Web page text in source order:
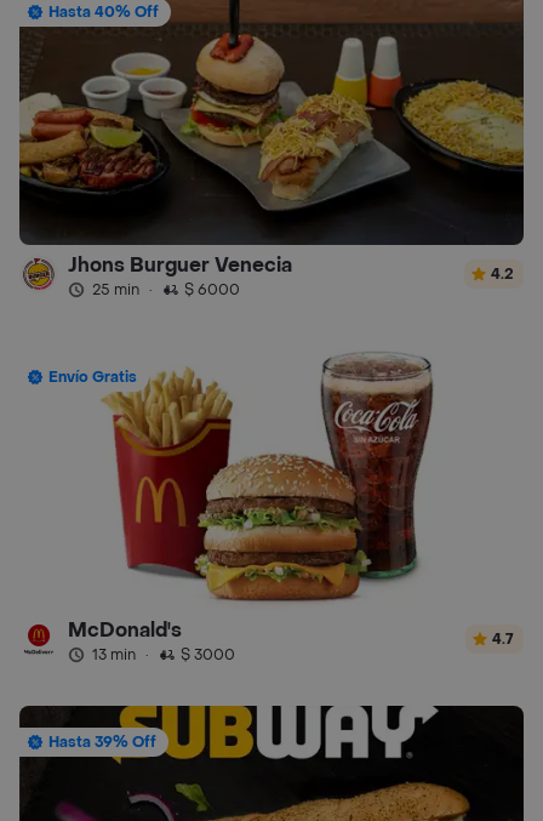
Hasta 40% Off
Jhons Burguer Venecia
25 min · $ 6000
4.2
Envío Gratis
McDonald's
13 min · $ 3000
4.7
Hasta 39% Off